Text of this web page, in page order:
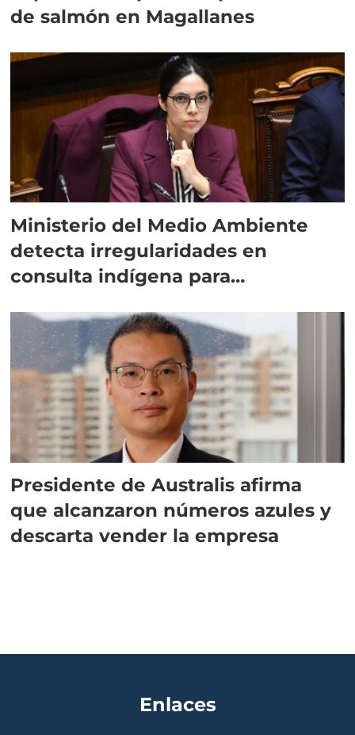
de salmón en Magallanes
Ministerio del Medio Ambiente
detecta irregularidades en
consulta indígena para
Presidente de Australis afirma
que alcanzaron números azules y
descarta vender la empresa
Enlaces